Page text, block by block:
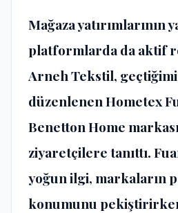
Mağaza yatırımlarının
platformlarda da aktif
Arneh Tekstil,
düzenlenen Hometex
Benetton Home
ziyaretçilere tanıttı.
yoğun ilgi, markaların
konumunu